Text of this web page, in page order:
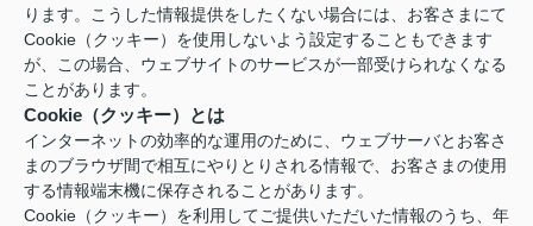
ります。こうした情報提供をしたくない場合には、お客さまにて
Cookie（クッキー）を使用しないよう設定することもできます
が、この場合、ウェブサイトのサービスが一部受けられなくなる
ことがあります。
Cookie（クッキー）とは
インターネットの効率的な運用のために、ウェブサーバとお客さ
まのブラウザ間で相互にやりとりされる情報で、お客さまの使用
する情報端末機に保存されることがあります。
Cookie（クッキー）を利用してご提供いただいた情報のうち、年